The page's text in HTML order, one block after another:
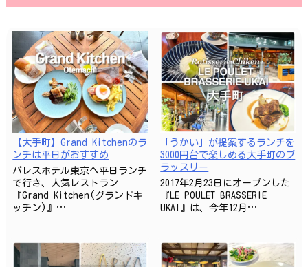
【大手町】Grand Kitchenのラ
ンチは平日がおすすめ
パレスホテル東京へ平日ランチ
で行き、人気レストラン
『Grand Kitchen(グランドキ
ッチン)』…
「うかい」が提案するランチを
3000円台で楽しめる大手町のブ
ラッスリー
2017年2月23日にオープンした
『LE POULET BRASSERIE
UKAI』は、今年12月…